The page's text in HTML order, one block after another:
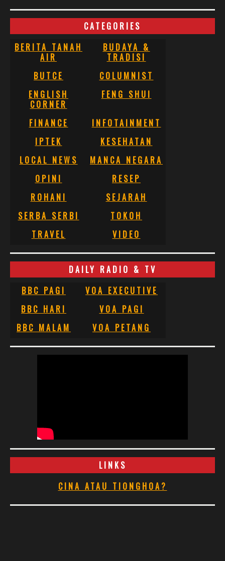
CATEGORIES
BERITA TANAH
AIR
BUDAYA &
TRADISI
BUTCE
COLUMNIST
ENGLISH
CORNER
FENG SHUI
FINANCE
INFOTAINMENT
IPTEK
KESEHATAN
LOCAL NEWS
MANCA NEGARA
OPINI
RESEP
ROHANI
SEJARAH
SERBA SERBI
TOKOH
TRAVEL
VIDEO
DAILY RADIO & TV
BBC PAGI
VOA EXECUTIVE
BBC HARI
VOA PAGI
BBC MALAM
VOA PETANG
LINKS
CINA ATAU TIONGHOA?